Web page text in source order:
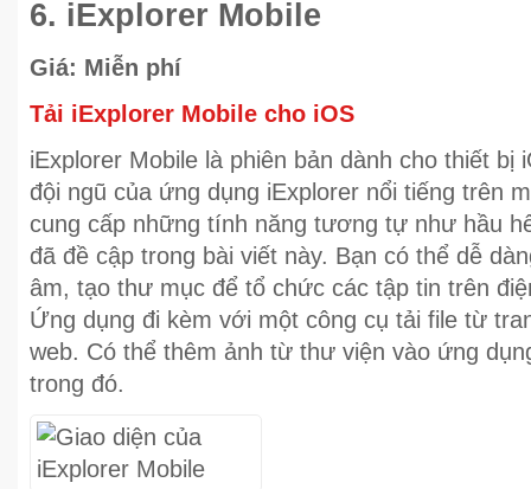
6. iExplorer Mobile
Giá: Miễn phí
Tải iExplorer Mobile cho iOS
iExplorer Mobile là phiên bản dành cho thiết
đội ngũ của ứng dụng iExplorer nổi tiếng trên
cung cấp những tính năng tương tự như hầu
đã đề cập trong bài viết này. Bạn có thể dễ
âm, tạo thư mục để tổ chức các tập tin trên
Ứng dụng đi kèm với một công cụ tải file từ
web. Có thể thêm ảnh từ thư viện vào ứng
trong đó.